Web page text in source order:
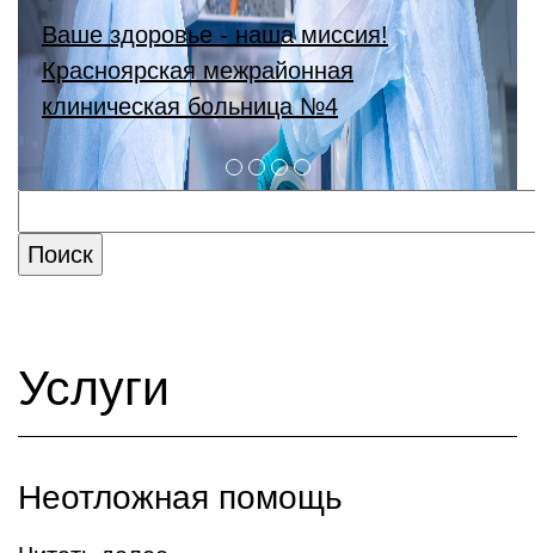
Ваше здоровье - наша миссия!
Красноярская межрайонная
клиническая больница №4
Услуги
Неотложная помощь